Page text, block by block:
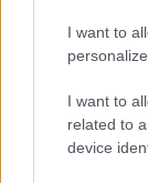
I want to
I want to
related to
device
αθηναϊκού
της
και
χώρας τους,